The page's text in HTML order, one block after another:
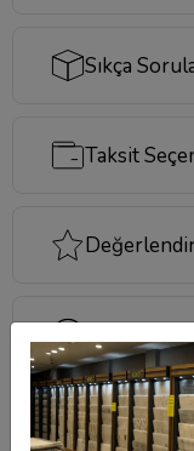
Sıkça
Taksit
Aklınızdaki
cevapları için